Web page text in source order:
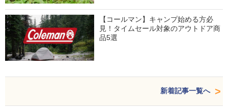
【コールマン】キャンプ始める方必
見！タイムセール対象のアウトドア商
品5選
新着記事一覧へ